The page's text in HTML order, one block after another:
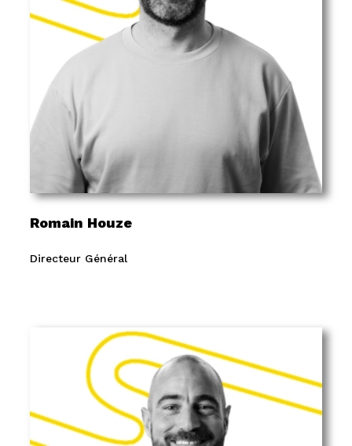
Romain Houze
Directeur Général